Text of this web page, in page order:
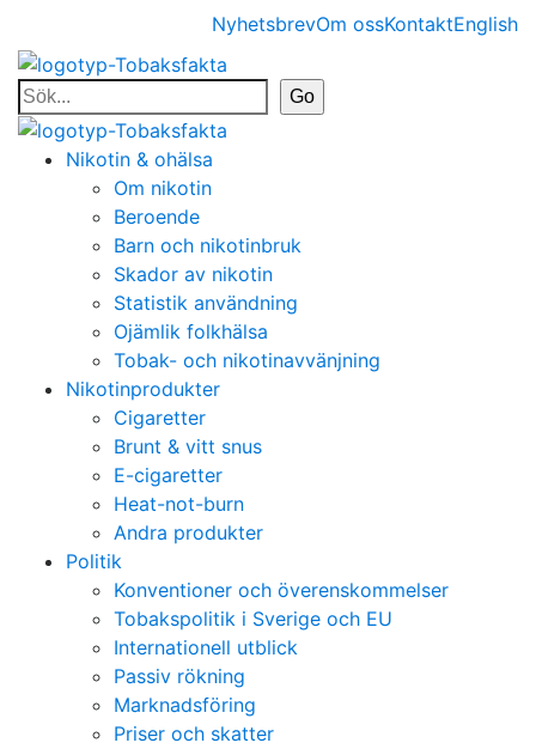
NyhetsbrevOm ossKontaktEnglish
Nikotin & ohälsa
Om nikotin
Beroende
Barn och nikotinbruk
Skador av nikotin
Statistik användning
Ojämlik folkhälsa
Tobak- och nikotinavvänjning
Nikotinprodukter
Cigaretter
Brunt & vitt snus
E-cigaretter
Heat-not-burn
Andra produkter
Politik
Konventioner och överenskommelser
Tobakspolitik i Sverige och EU
Internationell utblick
Passiv rökning
Marknadsföring
Priser och skatter